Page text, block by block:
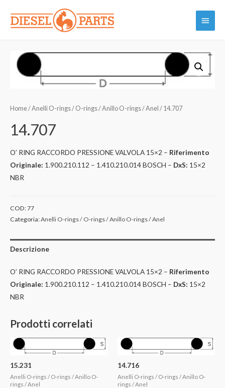
contenuto
Menu
Home/Anelli O-rings / O-rings / Anillo O-rings / Anel / 14.707
14.707
O’ RING RACCORDO PRESSIONE VALVOLA 15×2 – Riferimento
Originale: 1.900.210.112 – 1.410.210.014 BOSCH – DxS: 15×2
NBR
COD:77
Categoria:Anelli O-rings / O-rings / Anillo O-rings / Anel
Descrizione
O’ RING RACCORDO PRESSIONE VALVOLA 15×2 – Riferimento
Originale: 1.900.210.112 – 1.410.210.014 BOSCH – DxS: 15×2
NBR
Prodotti correlati
15.231
Anelli O-rings / O-rings / Anillo O-
rings / Anel
14.716
Anelli O-rings / O-rings / Anillo O-
rings / Anel